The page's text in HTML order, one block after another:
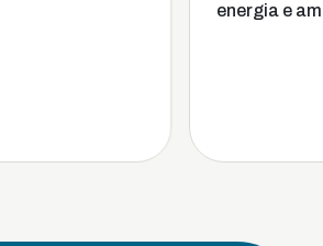
energia e